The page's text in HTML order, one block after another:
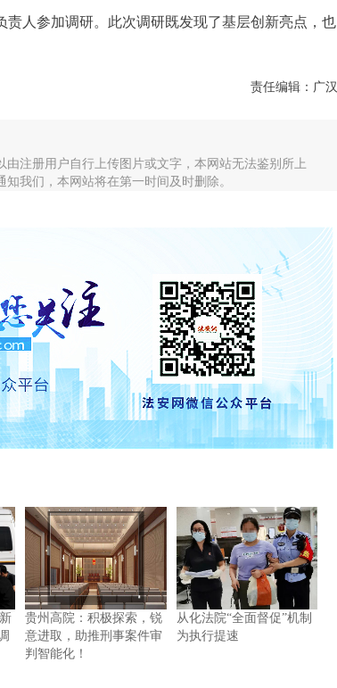
参加调研。此次调研既发现了基层创新亮点，也
责任编辑：广汉
注册用户自行上传图片或文字，本网站无法鉴别所上
我们，本网站将在第一时间及时删除。
贵州高院：积极探索，锐
意进取，助推刑事案件审
判智能化！
从化法院“全面督促”机制
为执行提速